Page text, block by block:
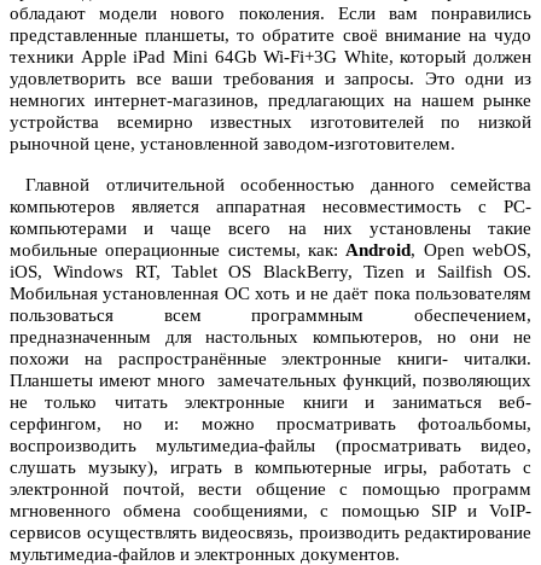
обладают модели нового поколения. Если вам понравились
представленные планшеты, то обратите своё внимание на чудо
техники Apple iPad Mini 64Gb Wi-Fi+3G White, который должен
удовлетворить все ваши требования и запросы. Это одни из
немногих интернет-магазинов, предлагающих на нашем рынке
устройства всемирно известных изготовителей по низкой
рыночной цене, установленной заводом-изготовителем.
Главной отличительной особенностью данного семейства
компьютеров является аппаратная несовместимость с PC-
компьютерами и чаще всего на них установлены такие
мобильные операционные системы, как: Android, Open webOS,
iOS, Windows RT, Tablet OS BlackBerry, Tizen и Sailfish OS.
Мобильная установленная ОС хоть и не даёт пока пользователям
пользоваться всем программным обеспечением,
предназначенным для настольных компьютеров, но они не
похожи на распространённые электронные книги- читалки.
Планшеты имеют много замечательных функций, позволяющих
не только читать электронные книги и заниматься веб-
серфингом, но и: можно просматривать фотоальбомы,
воспроизводить мультимедиа-файлы (просматривать видео,
слушать музыку), играть в компьютерные игры, работать с
электронной почтой, вести общение с помощью программ
мгновенного обмена сообщениями, с помощью SIP и VoIP-
сервисов осуществлять видеосвязь, производить редактирование
мультимедиа-файлов и электронных документов.